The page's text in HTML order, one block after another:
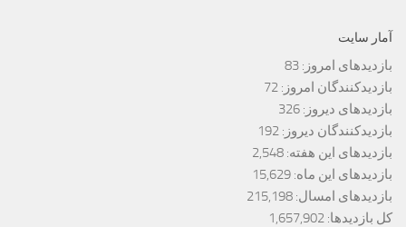
آمار سایت
بازدیدهای امروز: 83
بازدیدکنندگان امروز: 72
بازدیدهای دیروز: 326
بازدیدکنندگان دیروز: 192
بازدیدهای این هفته: 2,548
بازدیدهای این ماه: 15,629
بازدیدهای امسال: 215,198
کل بازدیدها: 1,657,902